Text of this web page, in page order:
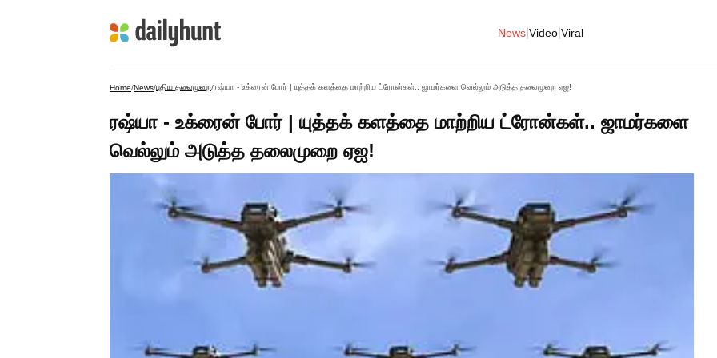
News Video Viral
Home/News/புதிய தலைமுறை/ரஷ்யா - உக்ரைன் போர் | யுத்தக் களத்தை மாற்றிய ட்ரோன்கள்.. ஜாமர்களை வெல்லும் அடுத்த தலைமுறை ஏஐ!
ரஷ்யா - உக்ரைன் போர் | யுத்தக் களத்தை மாற்றிய ட்ரோன்கள்.. ஜாமர்களை
வெல்லும் அடுத்த தலைமுறை ஏஐ!